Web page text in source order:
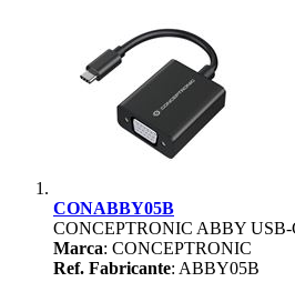
CONABBY05B
CONCEPTRONIC ABBY
Marca: CONCEPTRONIC
Ref. Fabricante: ABBY05B